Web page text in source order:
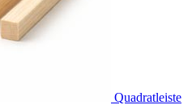
Quadratleiste